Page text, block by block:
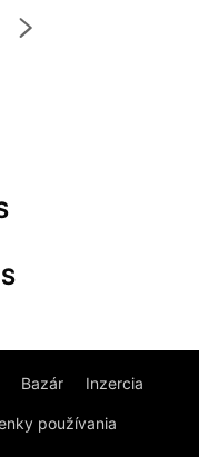
Bazár Inzercia
používania